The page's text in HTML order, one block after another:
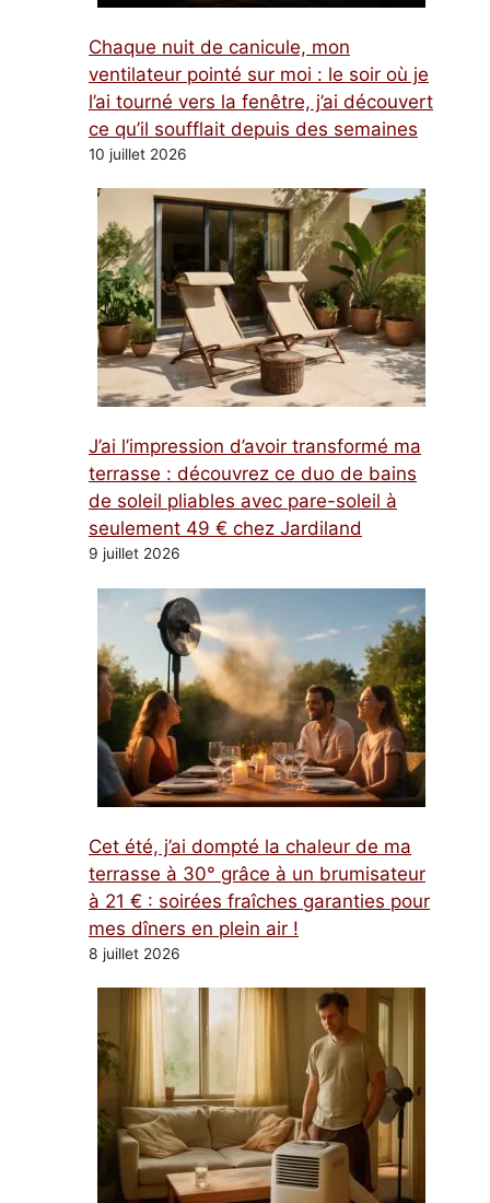
Chaque nuit de canicule, mon
ventilateur pointé sur moi : le soir où je
l’ai tourné vers la fenêtre, j’ai découvert
ce qu’il soufflait depuis des semaines
10 juillet 2026
J’ai l’impression d’avoir transformé ma
terrasse : découvrez ce duo de bains
de soleil pliables avec pare-soleil à
seulement 49 € chez Jardiland
9 juillet 2026
Cet été, j’ai dompté la chaleur de ma
terrasse à 30° grâce à un brumisateur
à 21 € : soirées fraîches garanties pour
mes dîners en plein air !
8 juillet 2026